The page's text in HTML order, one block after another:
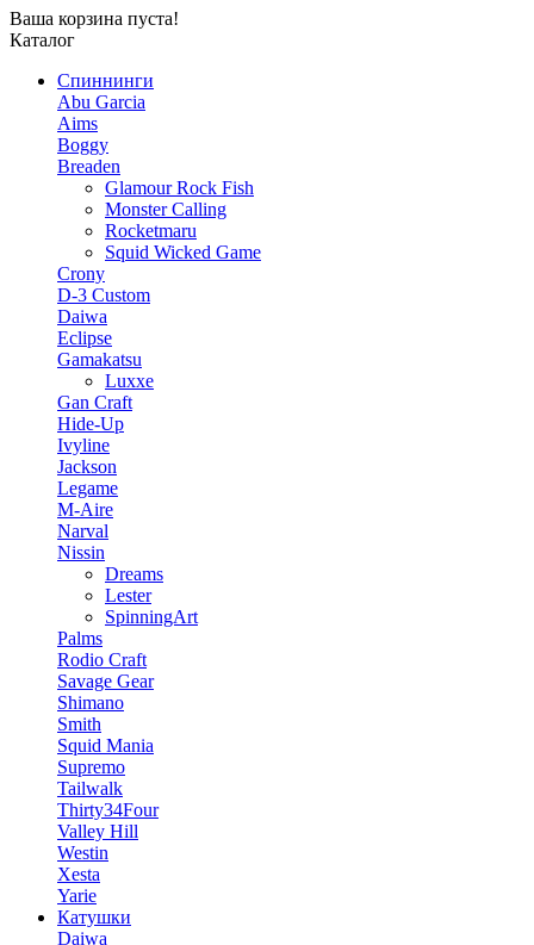
Ваша корзина пуста!
Каталог
Спиннинги
Abu Garcia
Aims
Boggy
Breaden
Glamour Rock Fish
Monster Calling
Rocketmaru
Squid Wicked Game
Crony
D-3 Custom
Daiwa
Eclipse
Gamakatsu
Luxxe
Gan Craft
Hide-Up
Ivyline
Jackson
Legame
M-Aire
Narval
Nissin
Dreams
Lester
SpinningArt
Palms
Rodio Craft
Savage Gear
Shimano
Smith
Squid Mania
Supremo
Tailwalk
Thirty34Four
Valley Hill
Westin
Xesta
Yarie
Катушки
Daiwa